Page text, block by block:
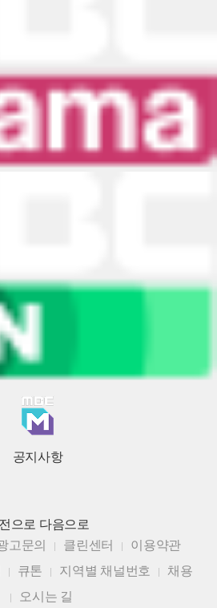
공지사항
으로 다음으로
고문의 클린센터
이용약관
큐톤 지역별 채널번호
채용
오시는 길